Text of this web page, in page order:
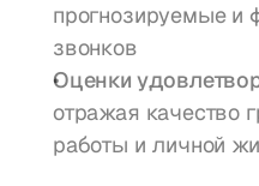
прогнозируемые и
звонков
Оценки
отражая качество
работы и личной